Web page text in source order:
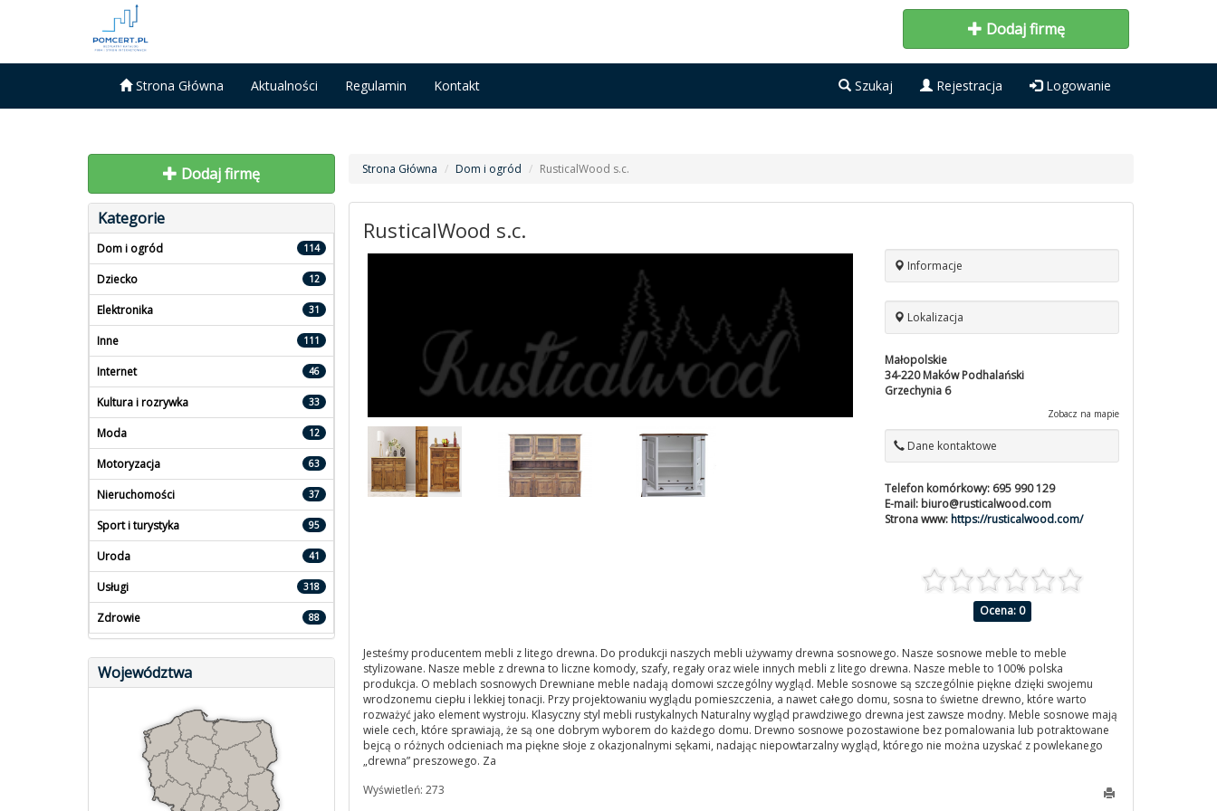
Dodaj firmę
Strona Główna Aktualności Regulamin Kontakt Szukaj Rejestracja Logowanie
Dodaj firmę
Kategorie
114
Dom i ogród
12
Dziecko
31
Elektronika
111
Inne
46
Internet
33
Kultura i rozrywka
12
Moda
63
Motoryzacja
37
Nieruchomości
95
Sport i turystyka
41
Uroda
318
Usługi
88
Zdrowie
Województwa
Strona Główna Dom i ogród RusticalWood s.c.
RusticalWood s.c.
Informacje
Lokalizacja
Małopolskie
34-220 Maków Podhalański
Grzechynia 6
Zobacz na mapie
Dane kontaktowe
Telefon komórkowy: 695 990 129
E-mail: biuro@rusticalwood.com
Strona www: https://rusticalwood.com/
Ocena: 0
Jesteśmy producentem mebli z litego drewna. Do produkcji naszych mebli używamy drewna sosnowego. Nasze sosnowe meble to meble
stylizowane. Nasze meble z drewna to liczne komody, szafy, regały oraz wiele innych mebli z litego drewna. Nasze meble to 100% polska
produkcja. O meblach sosnowych Drewniane meble nadają domowi szczególny wygląd. Meble sosnowe są szczególnie piękne dzięki swojemu
wrodzonemu ciepłu i lekkiej tonacji. Przy projektowaniu wyglądu pomieszczenia, a nawet całego domu, sosna to świetne drewno, które warto
rozważyć jako element wystroju. Klasyczny styl mebli rustykalnych Naturalny wygląd prawdziwego drewna jest zawsze modny. Meble sosnowe mają
wiele cech, które sprawiają, że są one dobrym wyborem do każdego domu. Drewno sosnowe pozostawione bez pomalowania lub potraktowane
bejcą o różnych odcieniach ma piękne słoje z okazjonalnymi sękami, nadając niepowtarzalny wygląd, którego nie można uzyskać z powlekanego
„drewna” preszowego. Za
Wyświetleń: 273